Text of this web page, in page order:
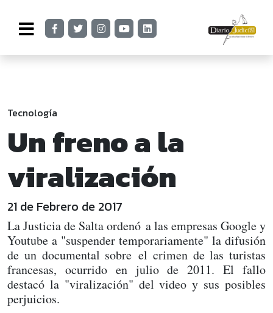
Tecnología
Un freno a la
viralización
21 de Febrero de 2017
La Justicia de Salta ordenó a las empresas Google y
Youtube a "suspender temporariamente" la difusión
de un documental sobre el crimen de las turistas
francesas, ocurrido en julio de 2011. El fallo
destacó la "viralización" del video y sus posibles
perjuicios.